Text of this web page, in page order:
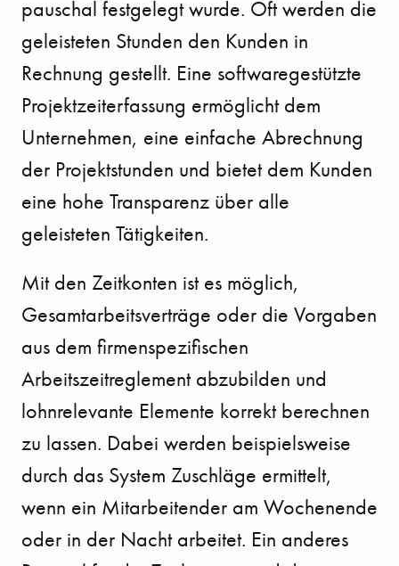
pauschal festgelegt wurde. Oft werden die
geleisteten Stunden den Kunden in
Rechnung gestellt. Eine softwaregestützte
Projektzeiterfassung ermöglicht dem
Unternehmen, eine einfache Abrechnung
der Projektstunden und bietet dem Kunden
eine hohe Transparenz über alle
geleisteten Tätigkeiten.
Mit den Zeitkonten ist es möglich,
Gesamtarbeitsverträge oder die Vorgaben
aus dem firmenspezifischen
Arbeitszeitreglement abzubilden und
lohnrelevante Elemente korrekt berechnen
zu lassen. Dabei werden beispielsweise
durch das System Zuschläge ermittelt,
wenn ein Mitarbeitender am Wochenende
oder in der Nacht arbeitet. Ein anderes